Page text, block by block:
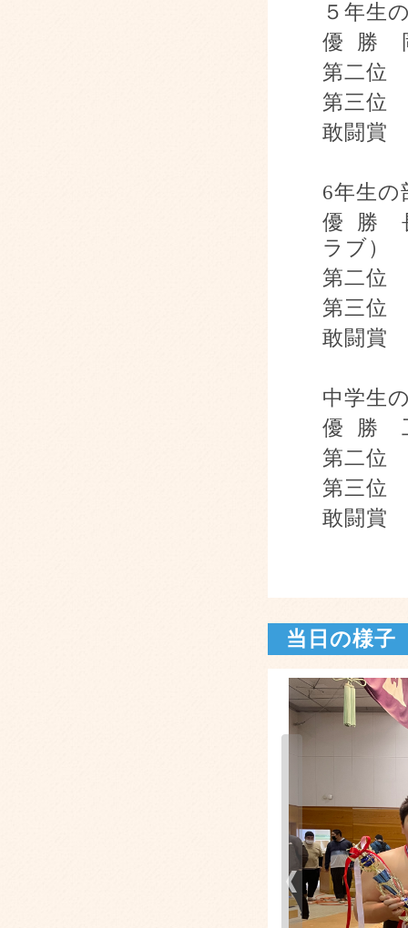
５年生
優
勝
第二位
第三位
敢闘賞
6年生の
優
勝
ラブ）
第二位
第三位
敢闘賞
中学生
優
勝
第二位
第三位
敢闘賞
当日の様子